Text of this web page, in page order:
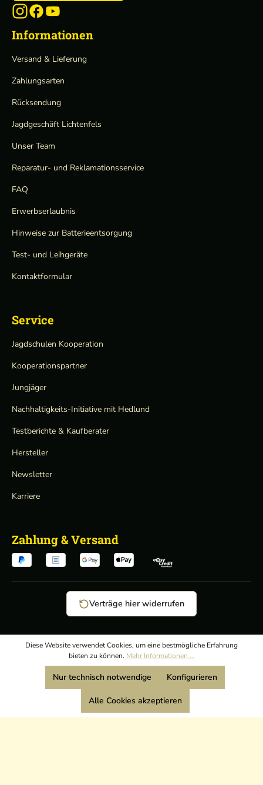
Informationen
Versand & Lieferung
Zahlungsarten
Rücksendung
Jagdgeschäft Lichtenfels
Unser Team
Reparatur- und Reklamationsservice
FAQ
Erwerbserlaubnis
Hinweise zur Batterieentsorgung
Test- und Leihgeräte
Kontaktformular
Service
Jagdschulen Kooperation
Kooperationspartner
Jungjäger
Nachhaltigkeits-Initiative mit Hedlund
Testberichte & Kaufberater
Hersteller
Newsletter
Karriere
Zahlung & Versand
Verträge hier widerrufen
AGB/
Datenschutz/
Wir sind Mitglied:
Diese Website verwendet Cookies, um eine bestmögliche Erfahrung
bieten zu können. Mehr Informationen ...
Nur technisch notwendige Konfigurieren
Alle Cookies akzeptieren